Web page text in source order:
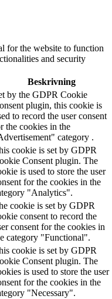
for the website to function
and security
Beskrivning
by the GDPR Cookie
plugin, this cookie is
to record the user consent
the cookies in the
category .
cookie is set by GDPR
Consent plugin. The
is used to store the user
for the cookies in the
"Analytics".
cookie is set by GDPR
consent to record the
consent for the cookies in
category "Functional".
cookie is set by GDPR
Consent plugin. The
is used to store the user
for the cookies in the
"Necessary".